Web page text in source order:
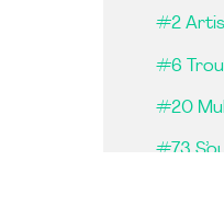
#2
#6
#20
#73